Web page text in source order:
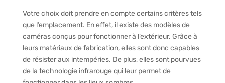
Votre choix doit prendre en compte certains critères tels
que l’emplacement. En effet, il existe des modèles de
caméras conçus pour fonctionner à l’extérieur. Grâce à
leurs matériaux de fabrication, elles sont donc capables
de résister aux intempéries. De plus, elles sont pourvues
de la technologie infrarouge qui leur permet de